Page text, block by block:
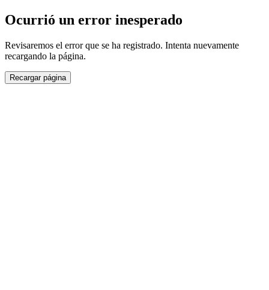
Ocurrió un error inesperado
Revisaremos el error que se ha registrado. Intenta nuevamente
recargando la página.
Recargar página